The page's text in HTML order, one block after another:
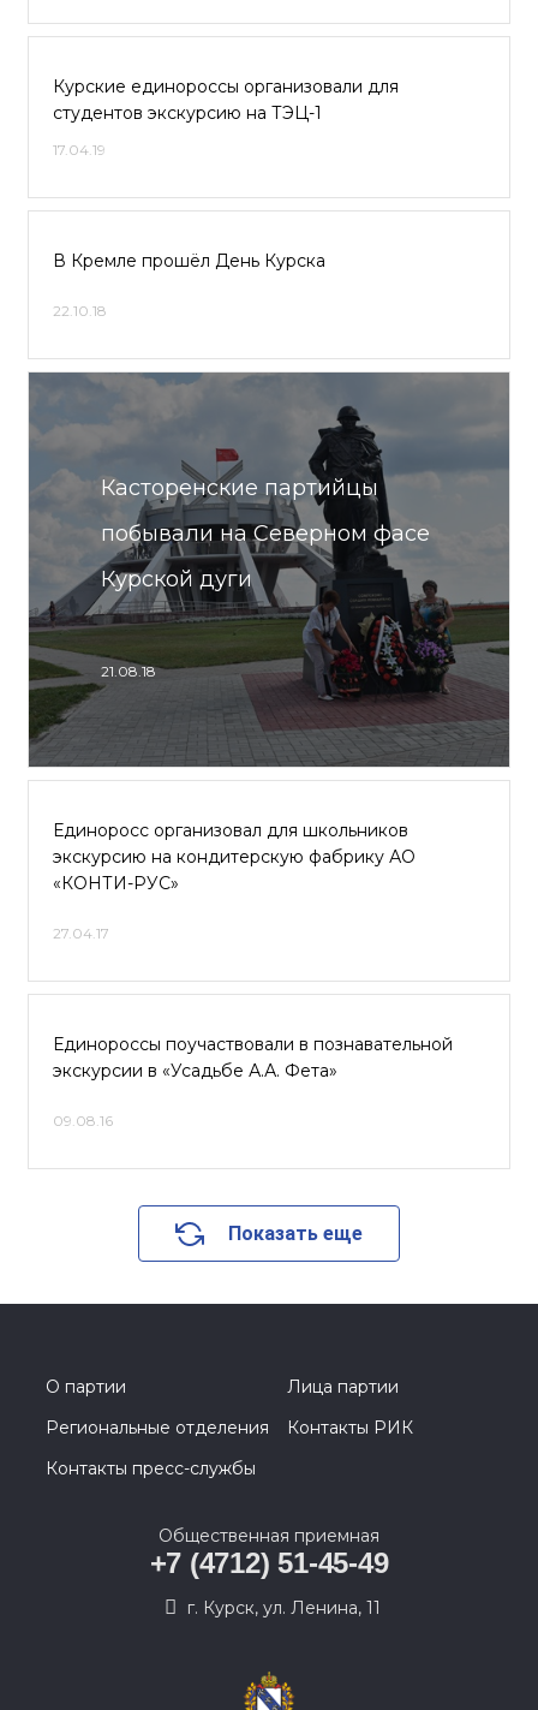
Курские единороссы организовали для
студентов экскурсию на ТЭЦ-1
17.04.19
В Кремле прошёл День Курска
22.10.18
Касторенские партийцы
побывали на Северном фасе
Курской дуги
21.08.18
Единоросс организовал для школьников
экскурсию на кондитерскую фабрику АО
«КОНТИ-РУС»
27.04.17
Единороссы поучаствовали в познавательной
экскурсии в «Усадьбе А.А. Фета»
09.08.16
Показать еще
О партии
Лица партии
Региональные отделения
Контакты РИК
Контакты пресс-службы
Общественная приемная
+7 (4712) 51-45-49
г. Курск, ул. Ленина, 11